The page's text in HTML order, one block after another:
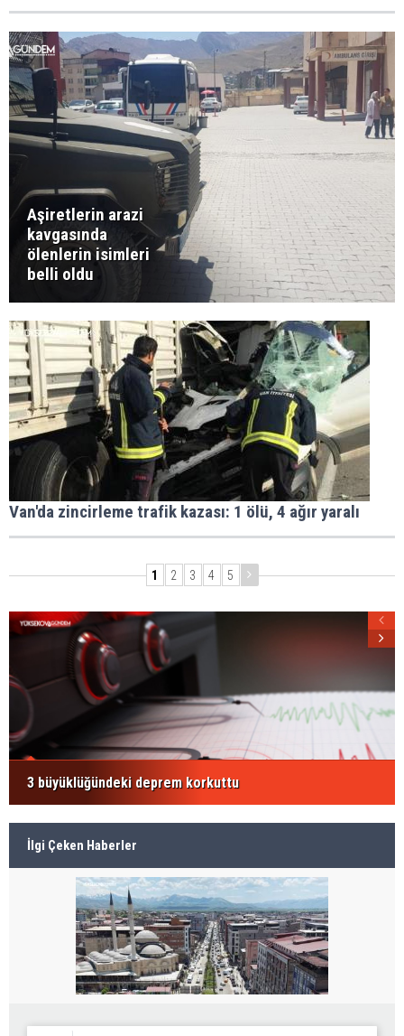
Aşiretlerin arazi
kavgasında
ölenlerin isimleri
belli oldu
Van'da zincirleme trafik kazası: 1 ölü, 4 ağır yaralı
1 2 3 4 5
3 büyüklüğündeki deprem korkuttu
İlgi Çeken Haberler